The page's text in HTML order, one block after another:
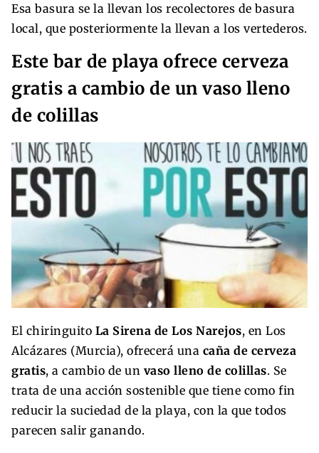
Esa basura se la llevan los recolectores de basura
local, que posteriormente la llevan a los vertederos.
Este bar de playa ofrece cerveza
gratis a cambio de un vaso lleno
de colillas
El chiringuito La Sirena de Los Narejos, en Los
Alcázares (Murcia), ofrecerá una caña de cerveza
gratis, a cambio de un vaso lleno de colillas. Se
trata de una acción sostenible que tiene como fin
reducir la suciedad de la playa, con la que todos
parecen salir ganando.